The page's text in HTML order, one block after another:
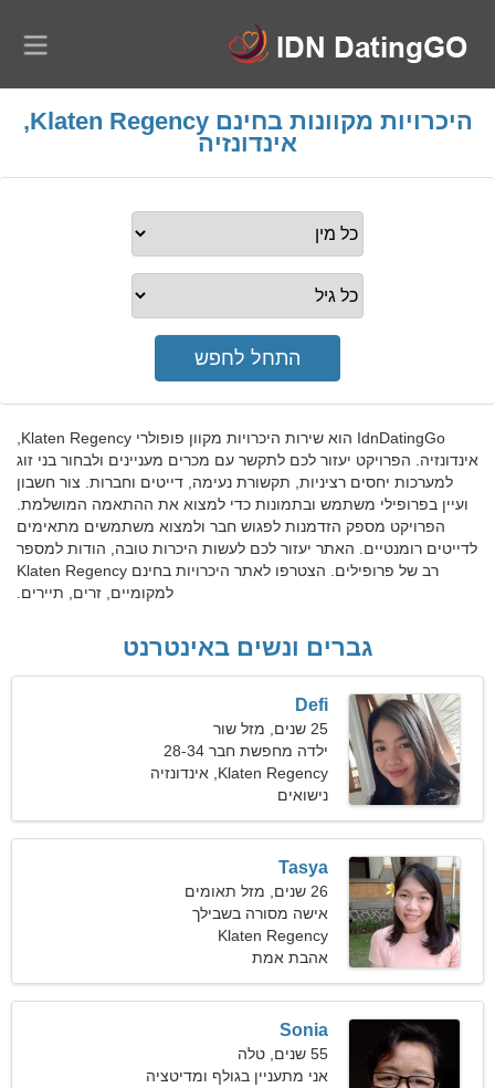
היכרויות מקוונות בחינם Klaten Regency,
אינדונזיה
אינדונזיה. הפרויקט יעזור לכם לתקשר עם מכרים מעניינים ולבחור בני זוג
למערכות יחסים רציניות, תקשורת נעימה, דייטים וחברות. צור חשבון
ועיין בפרופילי משתמש ובתמונות כדי למצוא את ההתאמה המושלמת.
הפרויקט מספק הזדמנות לפגוש חבר ולמצוא משתמשים מתאימים
לדייטים רומנטיים. האתר יעזור לכם לעשות היכרות טובה, הודות למספר
רב של פרופילים. הצטרפו לאתר היכרויות בחינם Klaten Regency
למקומיים, זרים, תיירים.
גברים ונשים באינטרנט
Defi
25 שנים, מזל שור
ילדה מחפשת חבר 28-34
Klaten Regency, אינדונזיה
נישואים
Tasya
26 שנים, מזל תאומים
אישה מסורה בשבילך
Klaten Regency
אהבת אמת
Sonia
55 שנים, טלה
אני מתעניין בגולף ומדיטציה